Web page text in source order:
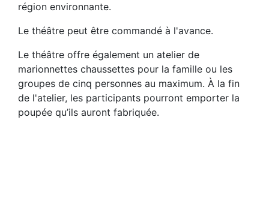
région environnante.
Le théâtre peut être commandé à l'avance.
Le théâtre offre également un atelier de
marionnettes chaussettes pour la famille ou les
groupes de cinq personnes au maximum. À la fin
de l'atelier, les participants pourront emporter la
poupée qu’ils auront fabriquée.